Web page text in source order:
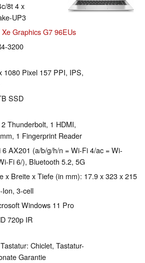
8t 4 x
UP3
Xe Graphics G7 96EUs
3200
1080 Pixel 157 PPI, IPS,
SSD
Thunderbolt, 1 HDMI,
1 Fingerprint Reader
6 AX201 (a/b/g/h/n = Wi-Fi 4/ac = Wi-
Fi 6/), Bluetooth 5.2, 5G
x Breite x Tiefe (in mm): 17.9 x 323 x 215
3-cell
Windows 11 Pro
720p IR
Chiclet, Tastatur-
Garantie